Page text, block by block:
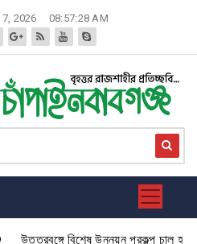
2026 08:57:28 AM
উত্তরবঙ্গে বিশেষ উন্নয়ন প্রকল্প চালু হতে